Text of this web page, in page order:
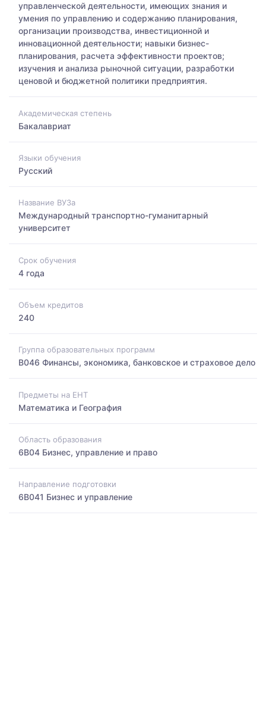
управленческой деятельности, имеющих знания и
умения по управлению и содержанию планирования,
организации производства, инвестиционной и
инновационной деятельности; навыки бизнес-
планирования, расчета эффективности проектов;
изучения и анализа рыночной ситуации, разработки
ценовой и бюджетной политики предприятия.
Академическая степень
Бакалавриат
Языки обучения
Русский
Название ВУЗа
Международный транспортно-гуманитарный
университет
Срок обучения
4 года
Объем кредитов
240
Группа образовательных программ
B046 Финансы, экономика, банковское и страховое дело
Предметы на ЕНТ
Математика и География
Область образования
6B04 Бизнес, управление и право
Направление подготовки
6B041 Бизнес и управление